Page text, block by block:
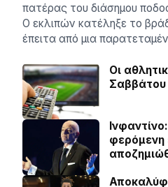
πατέρας του διάσημου
Ο εκλιπών κατέληξε το
έπειτα από μια
Οι
Σαββάτου
φερόμενη